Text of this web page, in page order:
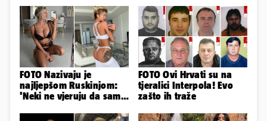
FOTO Nazivaju je
najljepšom Ruskinjom:
'Neki ne vjeruju da sam
FOTO Ovi Hrvati su na
tjeralici Interpola! Evo
zašto ih traže